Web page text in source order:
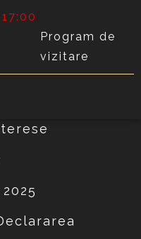
Program de
vizitare